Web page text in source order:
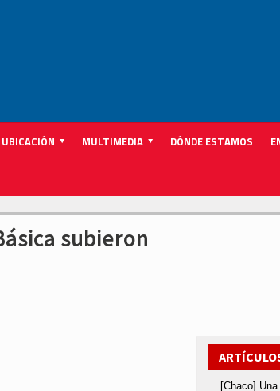
MULTIMEDIA DÓNDE ESTAMOS
subieron
[Chaco]